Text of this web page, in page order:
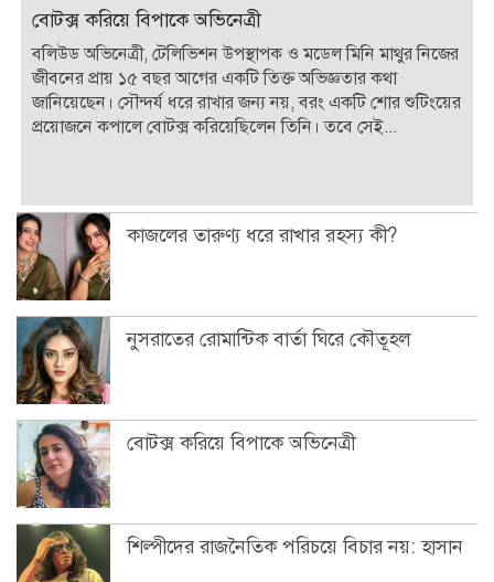
বোটক্স করিয়ে বিপাকে অভিনেত্রী
বলিউড অভিনেত্রী, টেলিভিশন উপস্থাপক ও মডেল মিনি মাথুর নিজের
জীবনের প্রায় ১৫ বছর আগের একটি তিক্ত অভিজ্ঞতার কথা
জানিয়েছেন। সৌন্দর্য ধরে রাখার জন্য নয়, বরং একটি শোর শুটিংয়ের
প্রয়োজনে কপালে বোটক্স করিয়েছিলেন তিনি। তবে সেই...
কাজলের তারুণ্য ধরে রাখার রহস্য কী?
নুসরাতের রোমান্টিক বার্তা ঘিরে কৌতূহল
বোটক্স করিয়ে বিপাকে অভিনেত্রী
শিল্পীদের রাজনৈতিক পরিচয়ে বিচার নয়: হাসান